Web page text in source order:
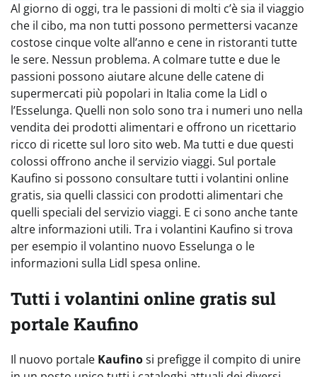
Al giorno di oggi, tra le passioni di molti c’è sia il viaggio
che il cibo, ma non tutti possono permettersi vacanze
costose cinque volte all’anno e cene in ristoranti tutte
le sere. Nessun problema. A colmare tutte e due le
passioni possono aiutare alcune delle catene di
supermercati più popolari in Italia come la Lidl o
l’Esselunga. Quelli non solo sono tra i numeri uno nella
vendita dei prodotti alimentari e offrono un ricettario
ricco di ricette sul loro sito web. Ma tutti e due questi
colossi offrono anche il servizio viaggi. Sul portale
Kaufino si possono consultare tutti i volantini online
gratis, sia quelli classici con prodotti alimentari che
quelli speciali del servizio viaggi. E ci sono anche tante
altre informazioni utili. Tra i volantini Kaufino si trova
per esempio il volantino nuovo Esselunga o le
informazioni sulla Lidl spesa online.
Tutti i volantini online gratis sul
portale Kaufino
Il nuovo portale Kaufinosi prefigge il compito di unire